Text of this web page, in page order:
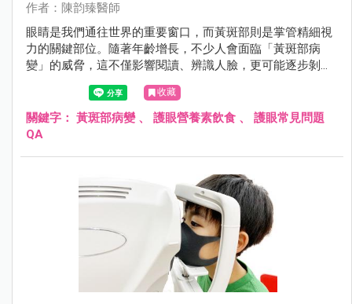
作者：陳韵臻醫師
眼睛是我們通往世界的重要窗口，而黃斑部則是掌管精細視
力的關鍵部位。隨著年齡增長，不少人會面臨「黃斑部病
變」的威脅，這不僅影響閱讀、辨識人臉，更可能逐步剝奪
清晰的中央視力。根據研究，全球至2040年恐將有約4億人
受到此疾病影響。了解黃斑部病變的種類、症狀、成因及最
新治療方式，並從日常生活養成護眼習慣，是守護視力、延
緩病程惡化的第一步。
收藏
關鍵字： 黃斑部病變、 護眼營養素飲食 、 護眼常見問題
QA